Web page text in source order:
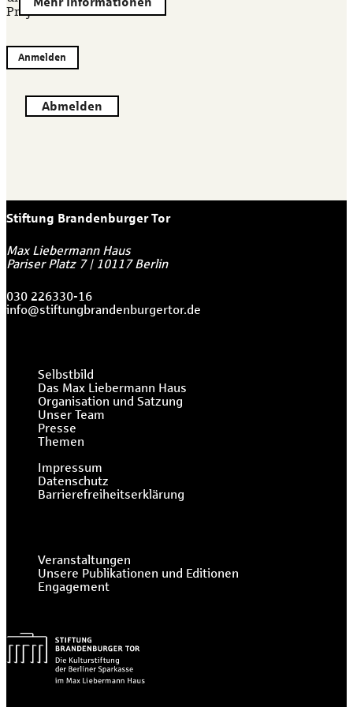
Projekten.
Anmelden
Abmelden
Stiftung Brandenburger Tor
Max Liebermann Haus
Pariser Platz 7| 10117 Berlin
030 226330-16
info@stiftungbrandenburgertor.de
Selbstbild
Das Max Liebermann Haus
Organisation und Satzung
Unser Team
Presse
Themen
Impressum
Datenschutz
Barrierefreiheitserklärung
Veranstaltungen
Unsere Publikationen und Editionen
Engagement